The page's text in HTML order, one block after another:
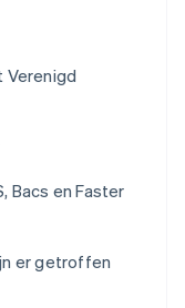
Verenigd
Bacs en Faster
er getroffen